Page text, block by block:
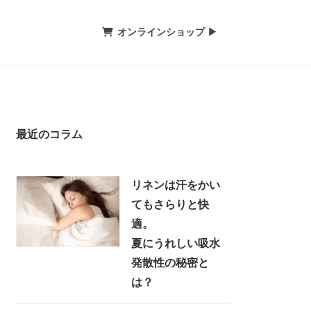
オンラインショップ ▶
最近のコラム
リネンは汗をかい
てもさらりと快
適。
夏にうれしい吸水
発散性の秘密と
は？